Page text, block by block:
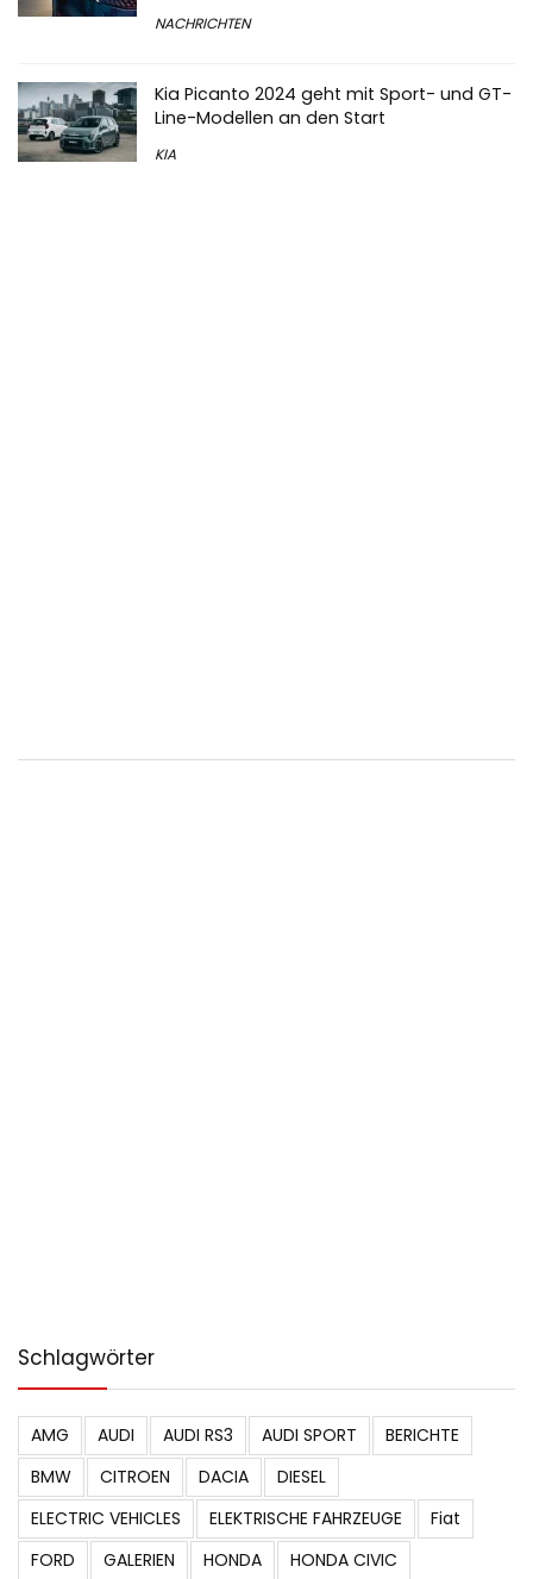
NACHRICHTEN
Kia Picanto 2024 geht mit Sport- und GT-
Line-Modellen an den Start
KIA
Schlagwörter
AMG AUDI AUDI RS3 AUDI SPORT
BERICHTE
BMW
CITROEN DACIA
DIESEL
ELECTRIC VEHICLES
ELEKTRISCHE FAHRZEUGE
Fiat
FORD
GALERIEN HONDA
HONDA CIVIC